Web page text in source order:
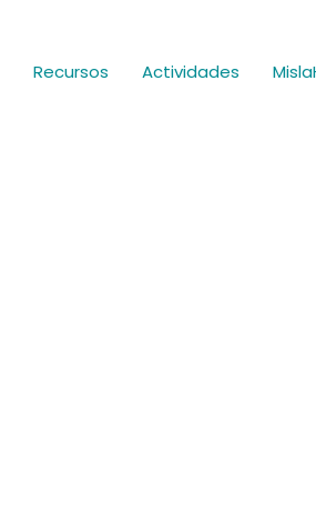
Recursos Actividades